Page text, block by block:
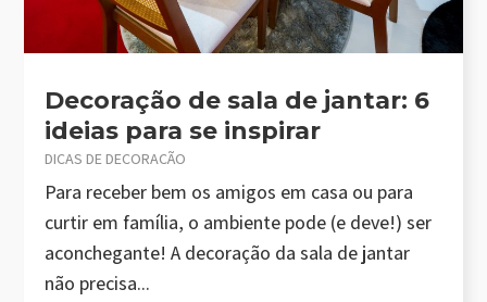
Decoração de sala de jantar: 6
ideias para se inspirar
DICAS DE DECORAÇÃO
Para receber bem os amigos em casa ou para
curtir em família, o ambiente pode (e deve!) ser
aconchegante! A decoração da sala de jantar
não precisa...